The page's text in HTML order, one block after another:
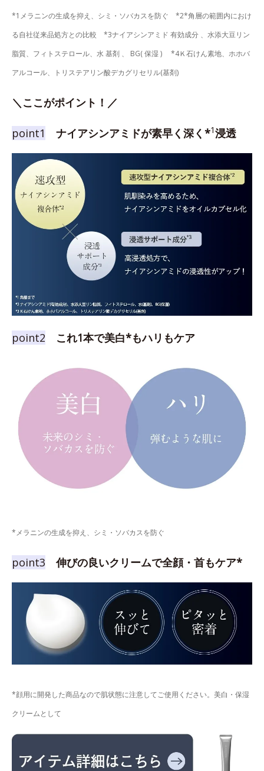
*1メラニンの生成を抑え、シミ・ソバカスを防ぐ *2*角層の範囲内におけ
る自社従来品処方との比較 *3ナイアシンアミド 有効成分 、水添大豆リン
脂質、フィトステロール、水 基剤 、 BG( 保湿 ) *4Ｋ石けん素地、ホホバ
アルコール、トリステアリン酸デカグリセリル(基剤)
＼ここがポイント！／
point1 ナイアシンアミドが素早く深く*1浸透
point2 これ1本で美白*もハリもケア
*メラニンの生成を抑え、シミ・ソバカスを防ぐ
point3 伸びの良いクリームで全顔・首もケア*
*顔用に開発した商品なので肌状態に注意してご使用ください。美白・保湿
クリームとして